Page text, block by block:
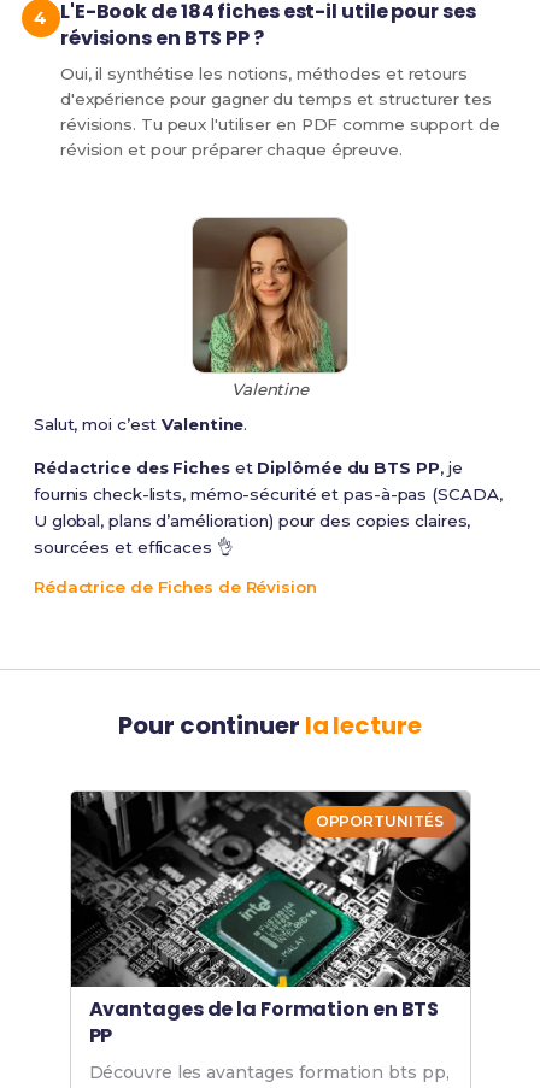
L'E-Book de 184 fiches est-il utile pour ses
révisions en BTS PP ?
Oui, il synthétise les notions, méthodes et retours
d'expérience pour gagner du temps et structurer tes
révisions. Tu peux l'utiliser en PDF comme support de
révision et pour préparer chaque épreuve.
Valentine
Salut, moi c’estValentine.
Rédactrice des Ficheset Diplômée du BTS PP, je
fournis check-lists, mémo-sécurité et pas-à-pas (SCADA,
U global, plans d’amélioration) pour des copies claires,
sourcées et efficaces 👌
Rédactrice de Fiches de Révision
Pour continuer la lecture
OPPORTUNITÉS
Avantages de la Formation en BTS
PP
Découvre les avantages formation bts pp,